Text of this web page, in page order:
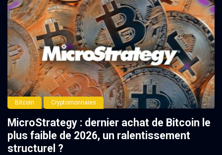
Bitcoin Cryptomonnaies
MicroStrategy : dernier achat de Bitcoin le
plus faible de 2026, un ralentissement
structurel ?